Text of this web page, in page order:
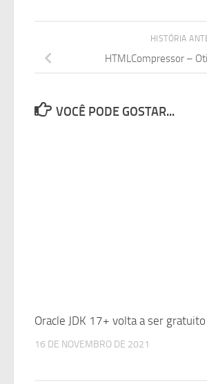
HISTÓRIA
HTMLCompressor –
VOCÊ PODE GOSTAR...
Oracle JDK 17+ volta a ser gratuito
16 DE NOVEMBRO DE 2021